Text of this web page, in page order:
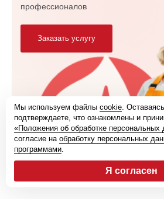
профессионалов
Заказать услугу
Отзывы
Смотреть все отзывы
Мы используем файлы cookie.
подтверждаете, что ознакомлены и
«Положения об обработке персональных
согласие на обработку персональных
программами.
Я согласен